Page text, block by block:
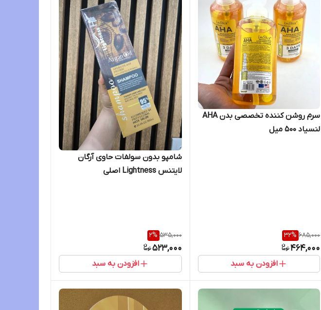
سرم روشن کننده تخصصی بدن AHA
لنسیاد 500 میل
685,000
32%
464,000
افزودن به سبد
شامپو بدون سولفات حاوی آرگان
لایتنس Lightness اصلی
535,000
2%
523,000
افزودن به سبد